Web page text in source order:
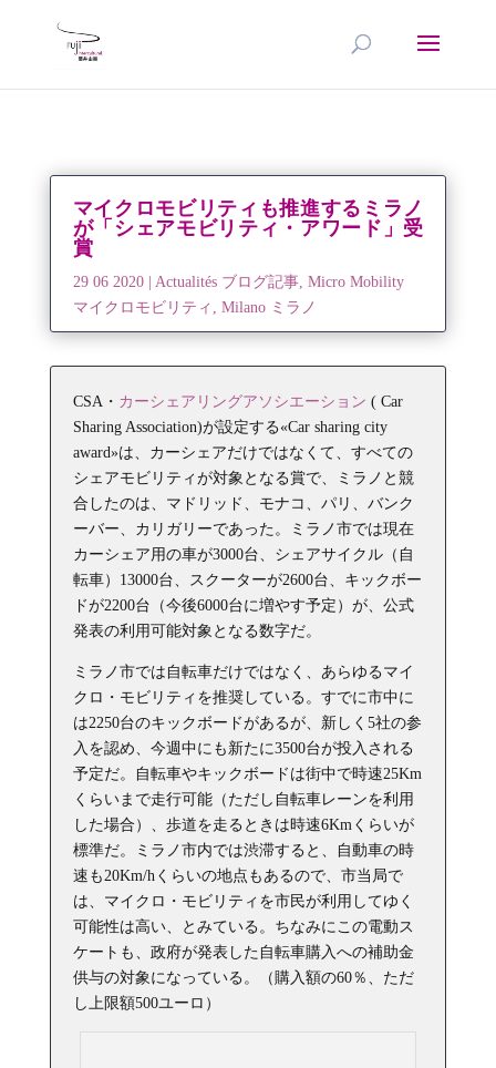
マイクロモビリティも推進するミラノ
が「シェアモビリティ・アワード」受
賞
29 06 2020| Actualités ブログ記事, Micro Mobility
マイクロモビリティ , Milano ミラノ
CSA・ カーシェアリングアソシエーション ( Car
Sharing Association)が設定する«Car sharing city
award»は、カーシェアだけではなくて、すべての
シェアモビリティが対象となる賞で、ミラノと競
合したのは、マドリッド、モナコ、パリ、バンク
ーバー、カリガリーであった。ミラノ市では現在
カーシェア用の車が3000台、シェアサイクル（自
転車）13000台、スクーターが2600台、キックボー
ドが2200台（今後6000台に増やす予定）が、公式
発表の利用可能対象となる数字だ。
ミラノ市では自転車だけではなく、あらゆるマイ
クロ・モビリティを推奨している。すでに市中に
は2250台のキックボードがあるが、新しく5社の参
入を認め、今週中にも新たに3500台が投入される
予定だ。自転車やキックボードは街中で時速25Km
くらいまで走行可能（ただし自転車レーンを利用
した場合）、歩道を走るときは時速6Kmくらいが
標準だ。ミラノ市内では渋滞すると、自動車の時
速も20Km/hくらいの地点もあるので、市当局で
は、マイクロ・モビリティを市民が利用してゆく
可能性は高い、とみている。ちなみにこの電動ス
ケートも、政府が発表した自転車購入への補助金
供与の対象になっている。（購入額の60％、ただ
し上限額500ユーロ ）